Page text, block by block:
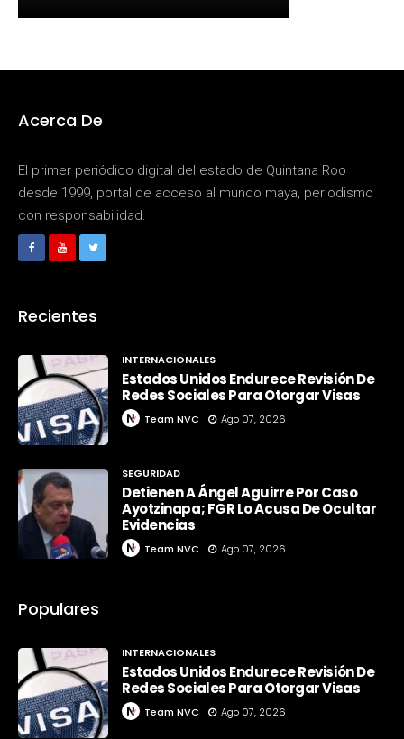
Acerca De
El primer periódico digital del estado de Quintana Roo
desde 1999, portal de acceso al mundo maya, periodismo
con responsabilidad.
Recientes
INTERNACIONALES
Estados Unidos Endurece Revisión De
Redes Sociales Para Otorgar Visas
Team NVC Ago 07, 2026
SEGURIDAD
Detienen A Ángel Aguirre Por Caso
Ayotzinapa; FGR Lo Acusa De Ocultar
Evidencias
Team NVC Ago 07, 2026
Populares
INTERNACIONALES
Estados Unidos Endurece Revisión De
Redes Sociales Para Otorgar Visas
Team NVC Ago 07, 2026